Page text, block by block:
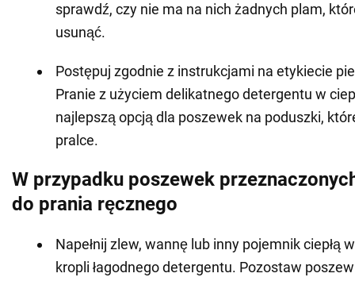
sprawdź, czy nie ma na nich żadnych plam,
usunąć.
Postępuj zgodnie z instrukcjami na etykiecie
Pranie z użyciem delikatnego detergentu w
najlepszą opcją dla poszewek na poduszki,
pralce.
W przypadku poszewek
do prania ręcznego
Napełnij zlew, wannę lub inny pojemnik ciepłą
kropli łagodnego detergentu. Pozostaw